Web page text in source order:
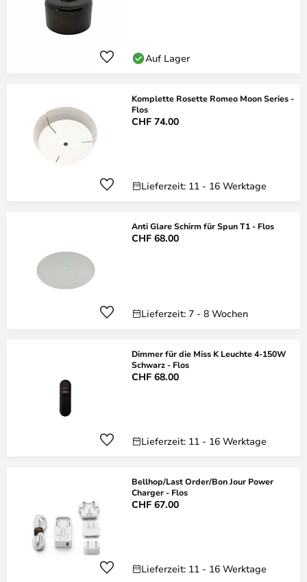
Auf Lager
Komplette Rosette Romeo Moon Series -
Flos
CHF 74.00
Lieferzeit: 11 - 16 Werktage
Anti Glare Schirm für Spun T1 - Flos
CHF 68.00
Lieferzeit: 7 - 8 Wochen
Dimmer für die Miss K Leuchte 4-150W
Schwarz - Flos
CHF 68.00
Lieferzeit: 11 - 16 Werktage
Bellhop/Last Order/Bon Jour Power
Charger - Flos
CHF 67.00
Lieferzeit: 11 - 16 Werktage